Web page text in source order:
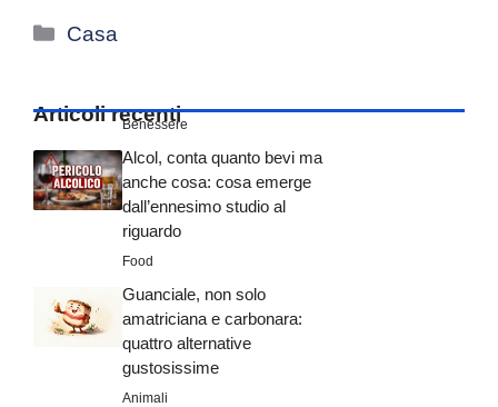
Categorie
Casa
Articoli recenti
Benessere
Alcol, conta quanto bevi ma
anche cosa: cosa emerge
dall’ennesimo studio al
riguardo
Food
Guanciale, non solo
amatriciana e carbonara:
quattro alternative
gustosissime
Animali